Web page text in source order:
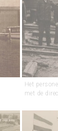
Het
met de